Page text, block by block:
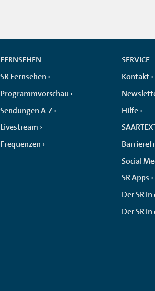
FERNSEHEN
SR Fernsehen
Programmvorschau
Sendungen A-Z
Livestream
Frequenzen
SERVICE
Kontakt
Hilfe
Social
SR Apps
Der SR
Der SR